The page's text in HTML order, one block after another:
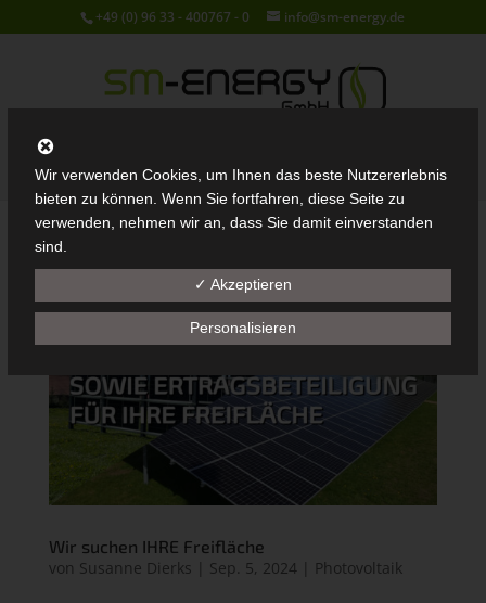
+49 (0) 96 33 - 400767 - 0 info@sm-energy.de
Wir suchen IHRE Freifläche
von Susanne Dierks Sep. 5, 2024 Photovoltaik
Wir verwenden Cookies, um Ihnen das beste Nutzererlebnis
bieten zu können. Wenn Sie fortfahren, diese Seite zu
verwenden, nehmen wir an, dass Sie damit einverstanden
sind.
✓ Akzeptieren
Personalisieren